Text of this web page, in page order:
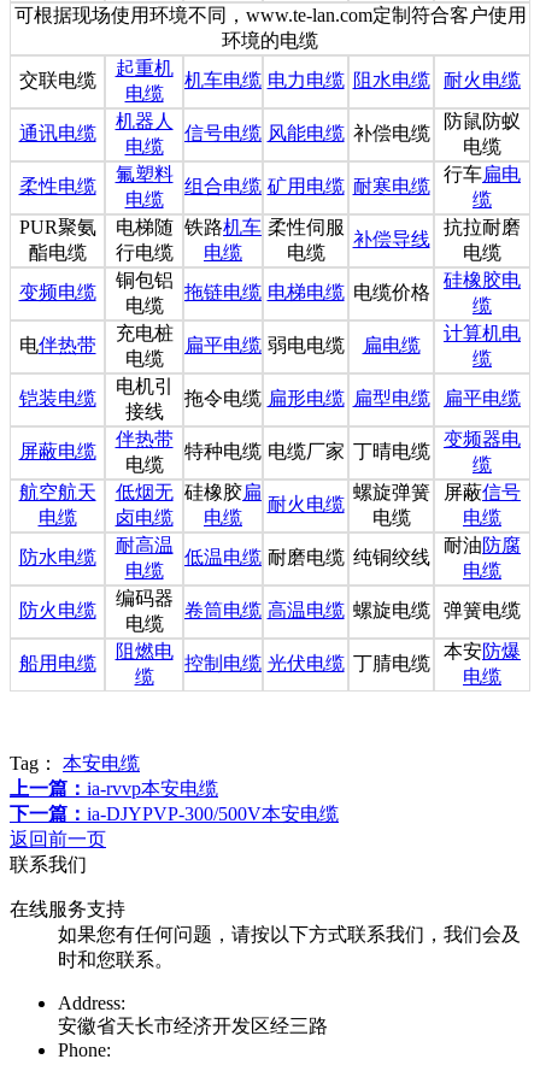
可根据现场使用环境不同，www.te-lan.com定制符合客户使用
环境的电缆
交联电缆
起重机
电缆
机车电缆 电力电缆 阻水电缆 耐火电缆
通讯电缆
机器人
电缆
信号电缆 风能电缆 补偿电缆
防鼠防蚁
电缆
柔性电缆
氟塑料
电缆
组合电缆 矿用电缆 耐寒电缆
行车扁电
缆
PUR聚氨
酯电缆
电梯随
行电缆
铁路机车
电缆
柔性伺服
电缆
补偿导线
抗拉耐磨
电缆
变频电缆
铜包铝
电缆
拖链电缆 电梯电缆 电缆价格
硅橡胶电
缆
电伴热带
充电桩
电缆
扁平电缆 弱电电缆 扁电缆
计算机电
缆
铠装电缆
电机引
接线
拖令电缆 扁形电缆 扁型电缆 扁平电缆
屏蔽电缆
伴热带
电缆
特种电缆 电缆厂家 丁晴电缆
变频器电
缆
航空航天
电缆
低烟无
卤电缆
硅橡胶扁
电缆
耐火电缆
螺旋弹簧
电缆
屏蔽信号
电缆
防水电缆
耐高温
电缆
低温电缆 耐磨电缆 纯铜绞线
耐油防腐
电缆
防火电缆
编码器
电缆
卷筒电缆 高温电缆 螺旋电缆 弹簧电缆
船用电缆
阻燃电
缆
控制电缆 光伏电缆 丁腈电缆
本安防爆
电缆
Tag： 本安电缆
上一篇： ia-rvvp本安电缆
下一篇： ia-DJYPVP-300/500V本安电缆
返回前一页
联系我们
在线服务支持
如果您有任何问题，请按以下方式联系我们，我们会及
时和您联系。
Address:
安徽省天长市经济开发区经三路
Phone: